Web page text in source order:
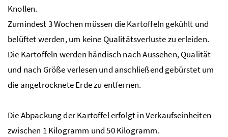
Knollen.
Zumindest 3 Wochen müssen die Kartoffeln gekühlt und
belüftet werden, um keine Qualitätsverluste zu erleiden.
Die Kartoffeln werden händisch nach Aussehen, Qualität
und nach Größe verlesen und anschließend gebürstet um
die angetrocknete Erde zu entfernen.
Die Abpackung der Kartoffel erfolgt in Verkaufseinheiten
zwischen 1 Kilogramm und 50 Kilogramm.